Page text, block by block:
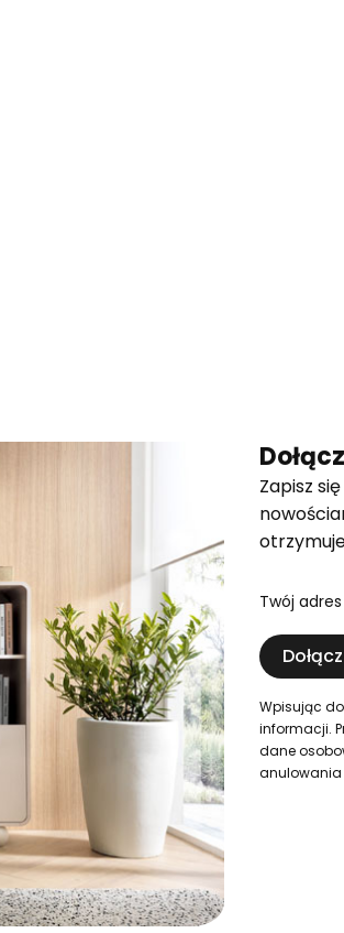
Zapisz
Twój
Wpisując
informacji.
dane
anulowania